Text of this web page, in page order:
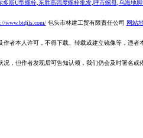
多斯U型螺栓, 东胜高强度螺栓批发, 呼市螺母, 乌海地
www.btdjls.com/包头市林建工贸有限责任公司 网站
者本人许可，不得下载、转载或建立镜像等，违者
，但作者发现后可告知认领，我们仍会及时署名或